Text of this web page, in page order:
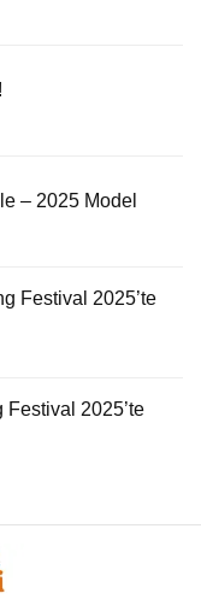
– 2025 Model
Festival 2025’te
2025’te